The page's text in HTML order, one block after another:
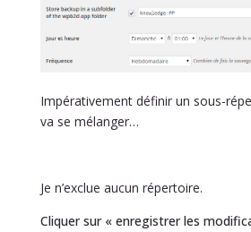
Impérativement définir un sous-
va se mélanger…
Je n’exclue aucun répertoire.
Cliquer sur « enregistrer les